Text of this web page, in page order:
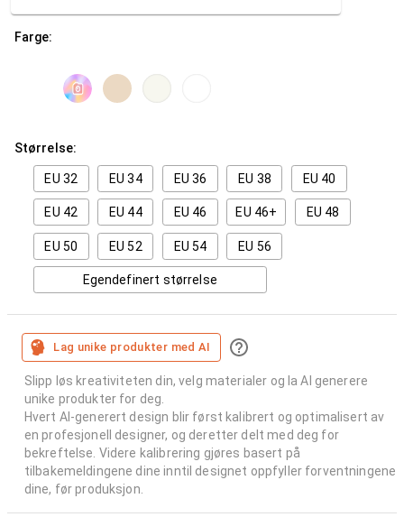
Farge:
Størrelse:
EU 32 EU 34 EU 36 EU 38 EU 40
EU 42 EU 44 EU 46 EU 46+ EU 48
EU 50 EU 52 EU 54 EU 56
Egendefinert størrelse
Lag unike produkter med AI
Slipp løs kreativiteten din, velg materialer og la AI generere
unike produkter for deg.
Hvert AI-generert design blir først kalibrert og optimalisert av
en profesjonell designer, og deretter delt med deg for
bekreftelse. Videre kalibrering gjøres basert på
tilbakemeldingene dine inntil designet oppfyller forventningene
dine, før produksjon.